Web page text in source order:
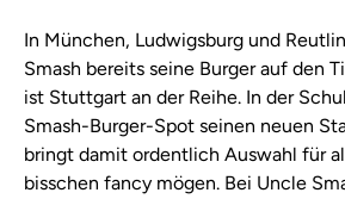
In München, Ludwigsburg und
Smash bereits seine Burger auf den
ist Stuttgart an der Reihe. In der
Smash-Burger-Spot seinen neuen
bringt damit ordentlich Auswahl für
bisschen fancy mögen. Bei Uncle